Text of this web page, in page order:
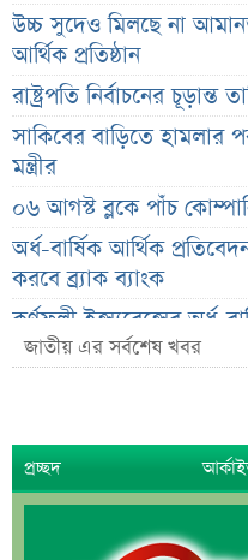
উচ্চ সুদেও মিলছে না
আর্থিক প্রতিষ্ঠান
রাষ্ট্রপতি নির্বাচনের চূড়ান্ত
সাকিবের বাড়িতে হামলার
মন্ত্রীর
০৬ আগস্ট ব্লকে পাঁচ
অর্ধ-বার্ষিক আর্থিক
করবে ব্র্যাক ব্যাংক
কর্ণফুলী ইন্স্যুরেন্সের অর্ধ-
৭৫ হাজার ২৮৩ শেয়ার
০৬ আগস্ট লেনদেনের শীর্ষ
০৬ আগস্ট দর পতনের
জাতীয় এর সর্বশেষ খবর
প্রচ্ছদ